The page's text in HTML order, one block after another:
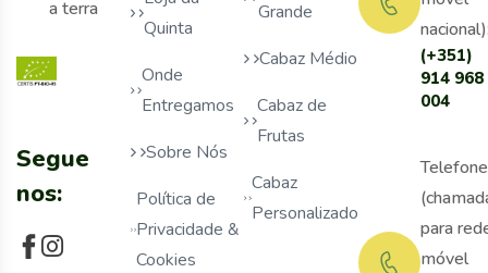
a terra
Segue
nos:
Quinta
Onde
Entregamos
Sobre Nós
Política de
Privacidade &
Cookies
Grande
Cabaz Médio
Cabaz de
Frutas
Cabaz
Personalizado
(+351)
914 968
004
Telefone
para
móvel